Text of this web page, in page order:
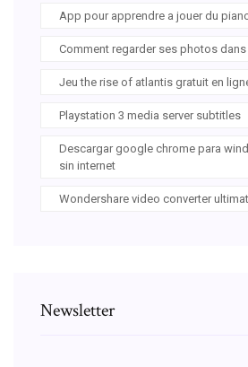
App pour apprendre a jouer du
Comment regarder ses photos
Jeu the rise of atlantis gratuit en
Playstation 3 media server subtitles
Descargar google chrome para
sin internet
Wondershare video converter
Newsletter